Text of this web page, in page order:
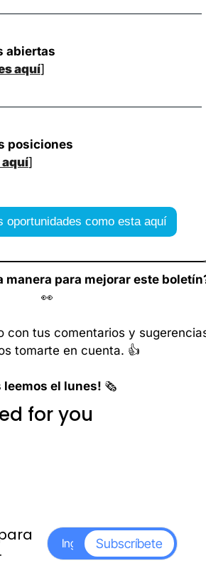
abiertas
aquí]
posiciones
aquí]
oportunidades como esta aquí
👀
con tus comentarios y
tomarte en cuenta. 👍
leemos el lunes! 🗞️
for you
Subscríbete